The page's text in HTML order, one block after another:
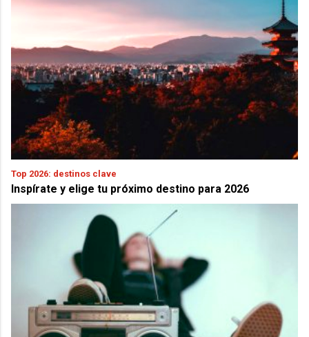
Top 2026: destinos clave
Inspírate y elige tu próximo destino para 2026